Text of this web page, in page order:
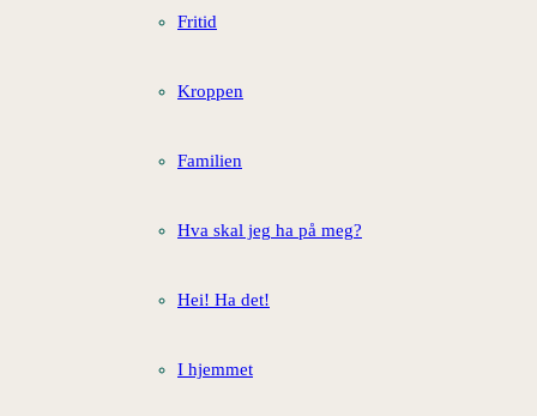
Fritid
Kroppen
Familien
Hva skal jeg ha på meg?
Hei! Ha det!
I hjemmet